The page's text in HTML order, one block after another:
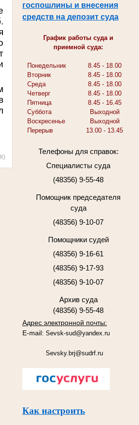
госпошлины и внесения
средств на депозит суда
График работы суда и
приемной суда:
Понедельник
8.45 - 18.00
Вторник
8.45 - 18.00
Среда
8.45 - 18.00
Четверг
8.45 - 18.00
Пятница
8.45 - 16.45
Суббота
Выходной
Воскресенье
Выходной
Перерыв
13.00 - 13.45
Телефоны для справок:
Специалисты суда
(48356) 9-55-48
Помощник председателя
суда
(48356) 9-10-07
Помощники судей
(48356) 9-16-61
(48356) 9-17-93
(48356) 9-10-07
Архив суда
(48356) 9-55-48
Адрес электронной почты:
E-mail: Sevsk-sud@yandex.ru
Sevsky.brj@sudrf.ru
Как настроить